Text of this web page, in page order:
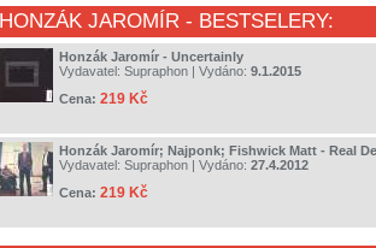
HONZÁK JAROMÍR - BESTSELERY:
Honzák Jaromír - Uncertainly
Vydavatel: Supraphon | Vydáno: 9.1.2015
Cena: 219 Kč
Honzák Jaromír; Najponk; Fishwick Matt - Real
Vydavatel: Supraphon | Vydáno: 27.4.2012
Cena: 219 Kč